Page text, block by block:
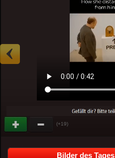
(+19)
Bilder des Tages